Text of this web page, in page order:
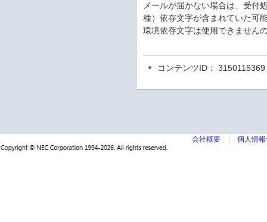
メールが届かない場合は、受付
種）依存文字が含まれていた可
環境依存文字は使用できません
コンテンツID： 3150115369
会社概要 個人情